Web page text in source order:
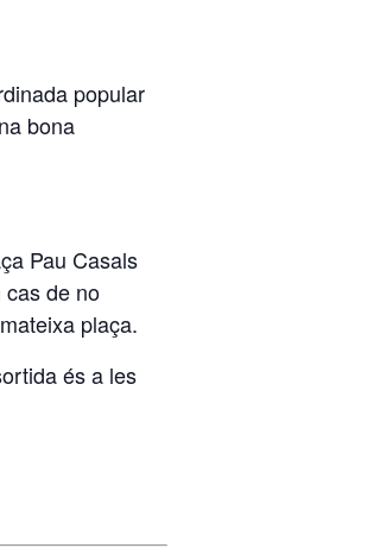
popular
bona
Pau Casals
cas de no
plaça.
és a les